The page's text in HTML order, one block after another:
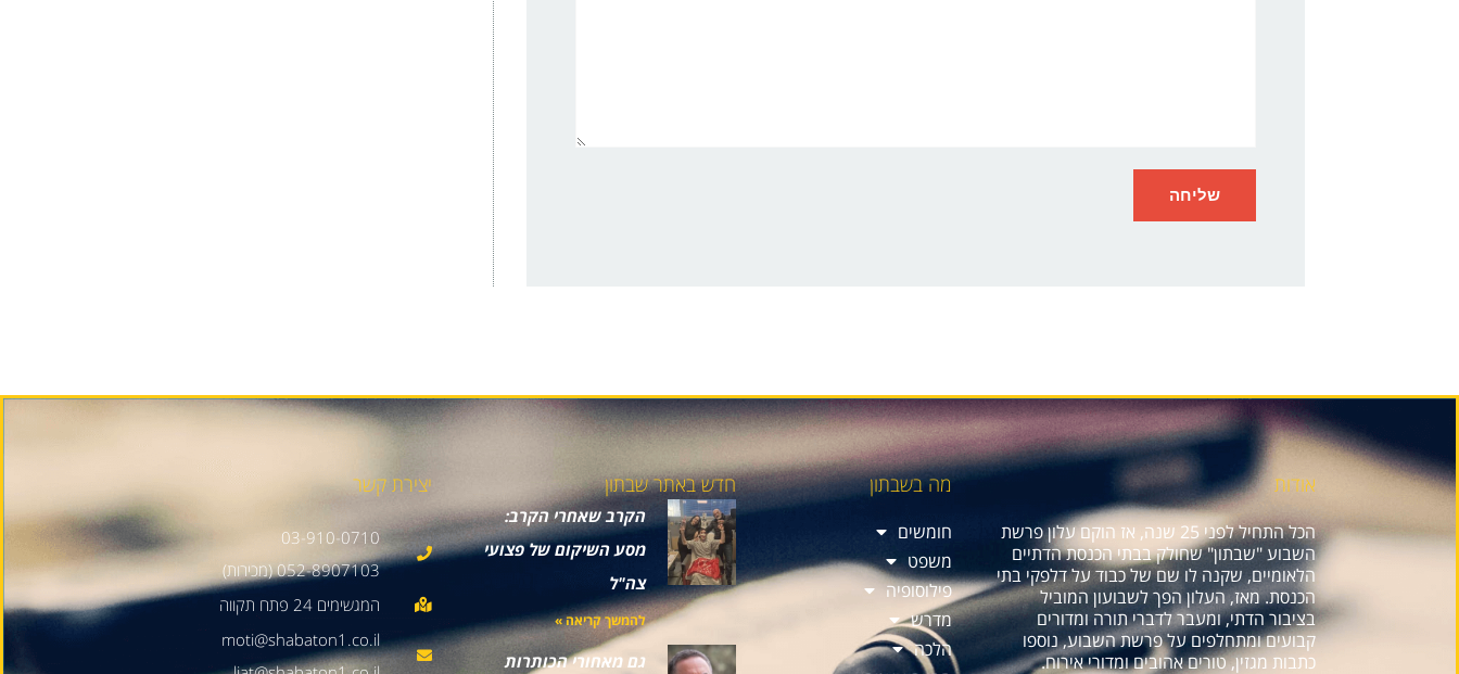
אודות
הכל התחיל לפני 25 שנה, אז הוקם עלון פרשת
השבוע "שבתון" שחולק בבתי הכנסת הדתיים
הלאומיים, שקנה לו שם של כבוד על דלפקי בתי
הכנסת. מאז, העלון הפך לשבועון המוביל
בציבור הדתי, ומעבר לדברי תורה ומדורים
קבועים ומתחלפים על פרשת השבוע, נוספו
כתבות מגזין, טורים אהובים ומדורי אירוח.
מה בשבתון
חומשים
משפט
פילוסופיה
מדרש
הלכה
חדש באתר שבתון
הקרב שאחרי הקרב:
מסע השיקום של פצועי
צה"ל
להמשך קריאה »
גם מאחורי הכותרות
יצירת קשר
03-910-0710
052-8907103 (מכירות)
moti@shabaton1.co.il